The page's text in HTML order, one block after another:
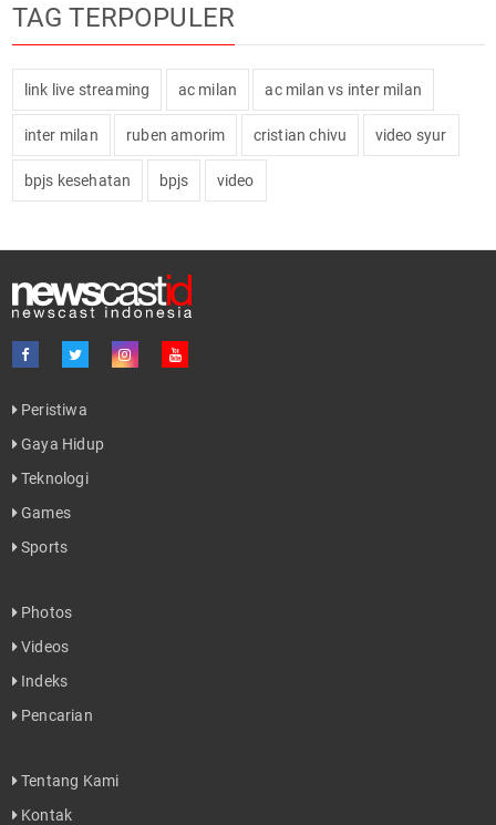
TAG TERPOPULER
link live streaming ac milan ac milan vs inter milan
inter milan ruben amorim cristian chivu video syur
bpjs kesehatan bpjs video
Peristiwa
Gaya Hidup
Teknologi
Games
Sports
Photos
Videos
Indeks
Pencarian
Tentang Kami
Kontak